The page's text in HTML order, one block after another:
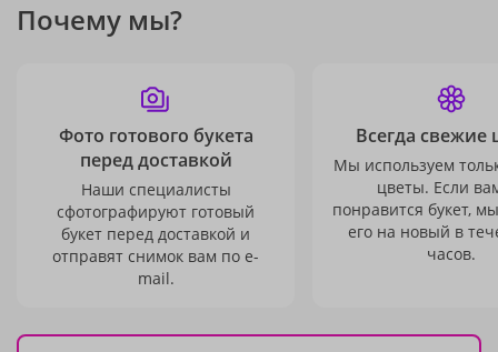
Почему мы?
Фото готового букета
перед доставкой
Наши специалисты
сфотографируют готовый
букет перед доставкой и
отправят снимок вам по e-
mail.
Всегда свежие
Мы используем
цветы. Если
понравится букет,
его на новый в
часов.